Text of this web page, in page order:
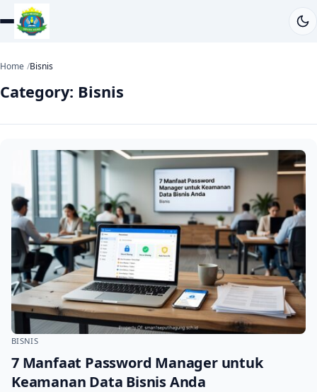
Home Bisnis
Category: Bisnis
BISNIS
7 Manfaat Password Manager untuk
Keamanan Data Bisnis Anda